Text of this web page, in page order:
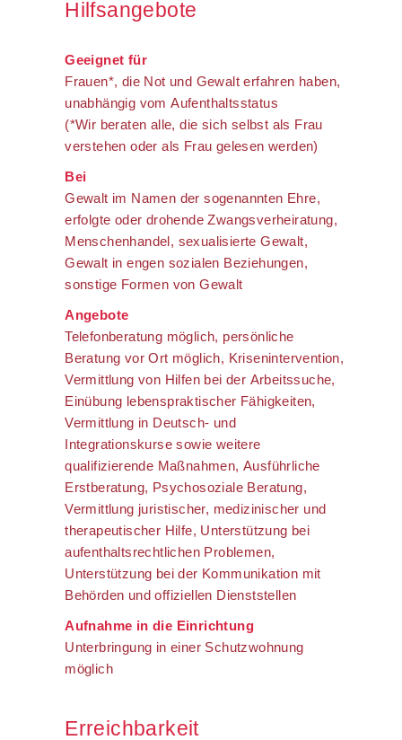
Hilfsangebote
Geeignet für
Frauen*, die Not und Gewalt erfahren haben,
unabhängig vom Aufenthaltsstatus
(*Wir beraten alle, die sich selbst als Frau
verstehen oder als Frau gelesen werden)
Bei
Gewalt im Namen der sogenannten Ehre,
erfolgte oder drohende Zwangsverheiratung,
Menschenhandel, sexualisierte Gewalt,
Gewalt in engen sozialen Beziehungen,
sonstige Formen von Gewalt
Angebote
Telefonberatung möglich, persönliche
Beratung vor Ort möglich, Krisenintervention,
Vermittlung von Hilfen bei der Arbeitssuche,
Einübung lebenspraktischer Fähigkeiten,
Vermittlung in Deutsch- und
Integrationskurse sowie weitere
qualifizierende Maßnahmen, Ausführliche
Erstberatung, Psychosoziale Beratung,
Vermittlung juristischer, medizinischer und
therapeutischer Hilfe, Unterstützung bei
aufenthaltsrechtlichen Problemen,
Unterstützung bei der Kommunikation mit
Behörden und offiziellen Dienststellen
Aufnahme in die Einrichtung
Unterbringung in einer Schutzwohnung
möglich
Erreichbarkeit